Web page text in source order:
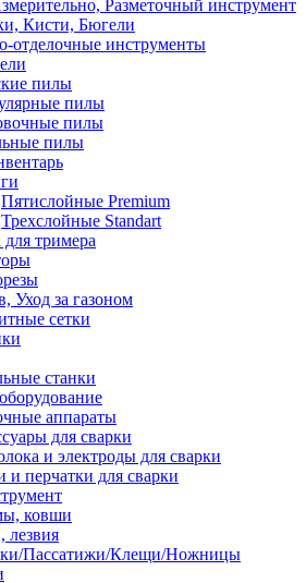
Разметочный инструмент
Кисти, Бюгели
отделочные инструменты
пилы
пилы
пилы
пилы
Пятислойные Premium
Трехслойные Standart
для тримера
Уход за газоном
сетки
станки
аппараты
для сварки
и электроды для сварки
и перчатки для сварки
ковши
Пассатижи/Клещи/Ножницы